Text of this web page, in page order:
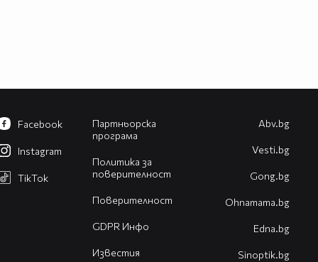
Партньорска
програма
Политика за
поверителност
Поверителност
GDPR Инфо
Известия
Facebook
Instagram
TikTok
Abv.bg
Vesti.bg
Gong.bg
Оhnamama.bg
Edna.bg
Sinoptik.bg